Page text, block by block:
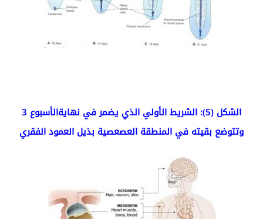
الشكل (5): الشريط الأولي الذي يضمر في نهايةالأسبوع 3
وتتوضع بقيته في المنطقة العصعصية بذيل العمود الفقري